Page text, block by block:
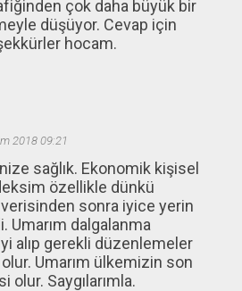
çok daha büyük bir
düşüyor. Cevap için
hocam.
2018 09:21
sağlık. Ekonomik kişisel
özellikle dünkü
sonra iyice yerin
Umarım dalgalanma
alıp gerekli düzenlemeler
Umarım ülkemizin son
olur. Saygılarımla.